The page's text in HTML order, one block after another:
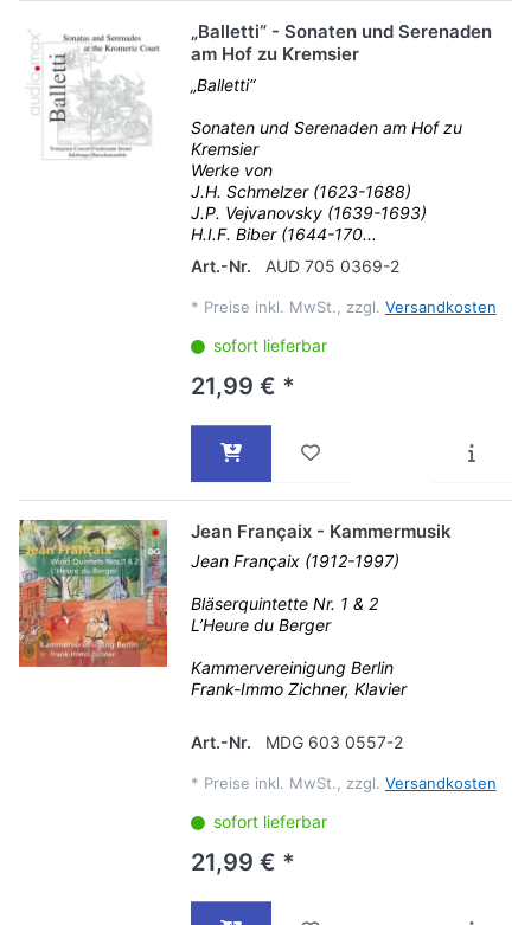
„Balletti“ - Sonaten und Serenaden
am Hof zu Kremsier
„Balletti“
Sonaten und Serenaden am Hof zu
Kremsier
Werke von
J.H. Schmelzer (1623-1688)
J.P. Vejvanovsky (1639-1693)
H.I.F. Biber (1644-170...
Art.-Nr.
AUD 705 0369-2
* Preise inkl. MwSt., zzgl. Versandkosten
sofort lieferbar
21,99 € *
Jean Françaix - Kammermusik
Jean Françaix (1912-1997)
Bläserquintette Nr. 1 & 2
L’Heure du Berger
Kammervereinigung Berlin
Frank-Immo Zichner, Klavier
Art.-Nr. MDG 603 0557-2
* Preise inkl. MwSt., zzgl. Versandkosten
sofort lieferbar
21,99 € *